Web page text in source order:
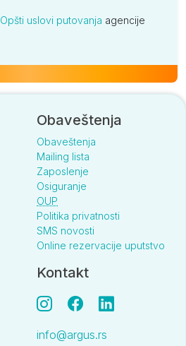
Opšti uslovi putovanja agencije
Obaveštenja
Obaveštenja
Mailing lista
Zaposlenje
Osiguranje
OUP
Politika privatnosti
SMS novosti
Online rezervacije uputstvo
Kontakt
info@argus.rs